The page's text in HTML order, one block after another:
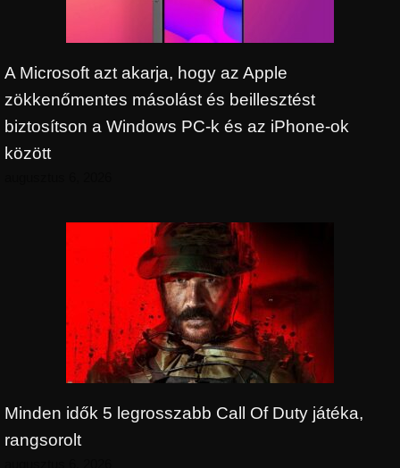
A Microsoft azt akarja, hogy az Apple
zökkenőmentes másolást és beillesztést
biztosítson a Windows PC-k és az iPhone-ok
között
Minden idők 5 legrosszabb Call Of Duty játéka,
rangsorolt